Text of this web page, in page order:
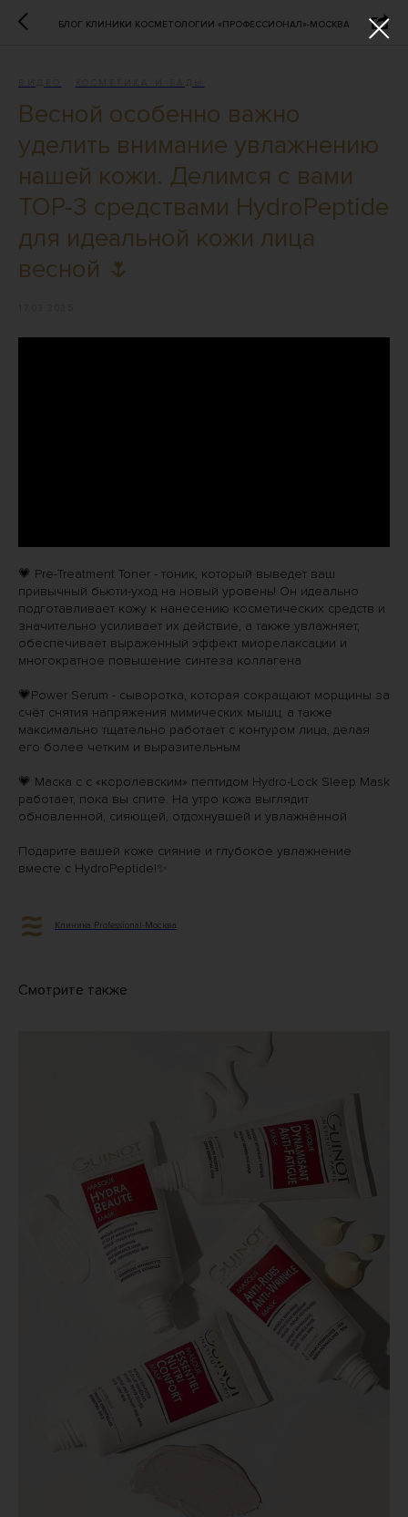
БЛОГ КЛИНИКИ КОСМЕТОЛОГИИ «ПРОФЕССИОНАЛ»-МОСКВА
Весной особенно важно
уделить внимание увлажнению
нашей кожи. Делимся с вами
TOP-3 средствами HydroPeptide
для идеальной кожи лица
весной 🌷
💗 Pre-Treatment Toner - тоник, который выведет ваш
привычный бьюти-уход на новый уровень! Он идеально
подготавливает кожу к нанесению косметических средств и
значительно усиливает их действие, а также увлажняет,
обеспечивает выраженный эффект миорелаксации и
многократное повышение синтеза коллагена
💗Power Serum - сыворотка, которая сокращают морщины за
счёт снятия напряжения мимических мышц, а также
максимально тщательно работает с контуром лица, делая
его более четким и выразительным
💗 Маска с с «королевским» пептидом Hydro-Lock Sleep Mask
работает, пока вы спите. На утро кожа выглядит
обновленной, сияющей, отдохнувшей и увлажнённой
Подарите вашей коже сияние и глубокое увлажнение
вместе с HydroPeptide!✨
Клиника Professional-Москва
Смотрите также